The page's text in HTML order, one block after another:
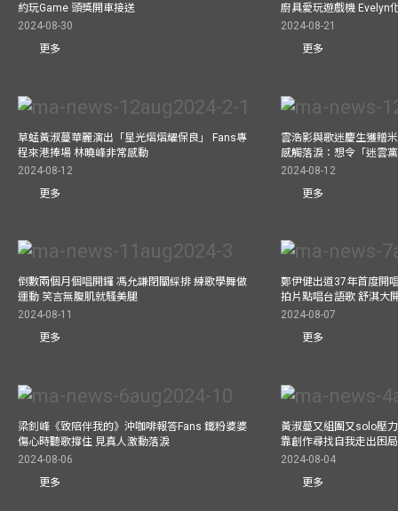
約玩Game 頭獎開車接送
2024-08-30
更多
廚具愛玩遊戲機 Evelyn
2024-08-21
更多
草蜢黃淑蔓華麗演出「星光熠熠耀保良」 Fans專
程來港捧場 林曉峰非常感動
2024-08-12
更多
雲浩影與歌迷慶生獲贈
感觸落淚：想令「迷雲
2024-08-12
更多
倒數兩個月個唱開鑼 馮允謙閉關綵排 練歌學舞做
運動 笑言無腹肌就騷美腿
2024-08-11
更多
鄭伊健出道37年首度開
拍片點唱台語歌 舒淇大
2024-08-07
更多
梁釗峰《致陪伴我的》沖咖啡報答Fans 鐵粉婆婆
傷心時聽歌撐住 見真人激動落淚
2024-08-06
更多
黃淑蔓又組團又solo壓
靠創作尋找自我走出困局
2024-08-04
更多